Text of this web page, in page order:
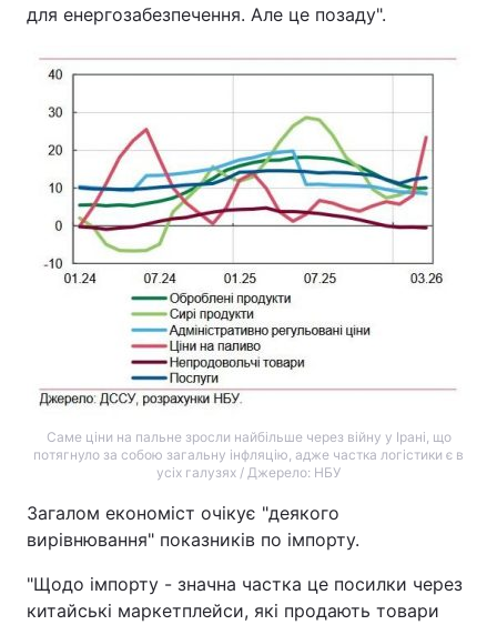
для енергозабезпечення. Але це позаду".
Саме ціни на пальне зросли найбільше через війну у Ірані, що
потягнуло за собою загальну інфляцію, адже частка логістики є в
усіх галузях / Джерело: НБУ
Загалом економіст очікує "деякого
вирівнювання" показників по імпорту.
"Щодо імпорту - значна частка це посилки через
китайські маркетплейси, які продають товари